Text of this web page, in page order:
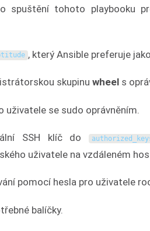
spuštění tohoto playbooku
, který Ansible preferuje
skupinuwheel s
uživatele se sudo oprávněním.
SSH klíč do
uživatele na vzdáleném
pomocí hesla pro uživatele
balíčky.